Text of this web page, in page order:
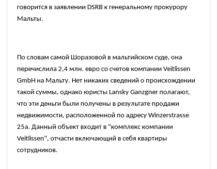
говорится в заявлении DSRB к генеральному прокурору
Мальты.
По словам самой Шоразовой в мальтийском суде, она
перечислила 2,4 млн. евро со счетов компании Veitlissen
GmbH на Мальту. Нет никаких сведений о происхождении
такой суммы, однако юристы Lansky Ganzgner полагают,
что эти деньги были получены в результате продажи
недвижимости, расположенной по адресу Winzerstrasse
25a. Данный объект входит в "комплекс компании
Veitlissen", отчасти включающий в себя квартиры
сотрудников.